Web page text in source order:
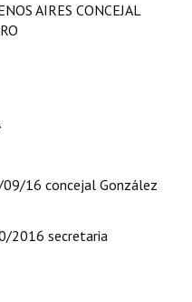
AIRES CONCEJAL
16 concejal González
2016 secretaria